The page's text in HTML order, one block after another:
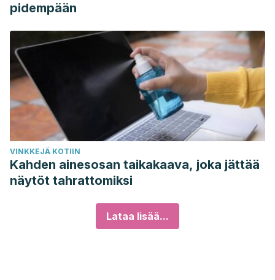
pidempään
VINKKEJÄ KOTIIN
Kahden ainesosan taikakaava, joka jättää
näytöt tahrattomiksi
Lataa lisää...